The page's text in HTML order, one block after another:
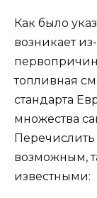
Как было
возникает
топливная
стандарта
множества
Перечислить
возможным,
известными: